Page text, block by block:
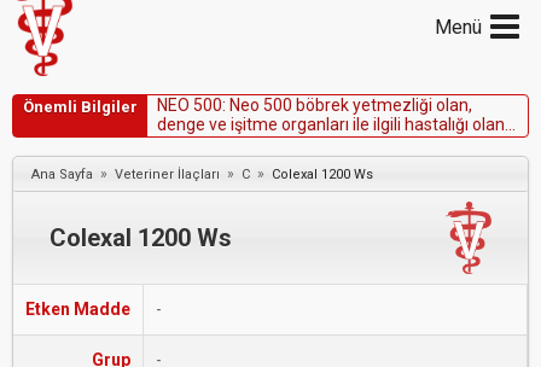
Menü
Önemli Bilgiler N EO 500: Neo 500 böbrekyetmez iği o an,
denge ve işitme organ arı i e i gi i hasta ığı o an
hayvanlardakullanılmasıkontrendikedir.
Ana Sayfa » Veteriner İlaçları » C » Colexal 1200 Ws
Colexal 1200 Ws
Etken Madde -
Grup -